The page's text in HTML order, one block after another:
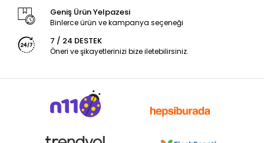
Geniş Ürün Yelpazesi
Binlerce ürün ve kampanya seçeneği
7 / 24 DESTEK
Öneri ve şikayetlerinizi bize iletebilirsiniz.